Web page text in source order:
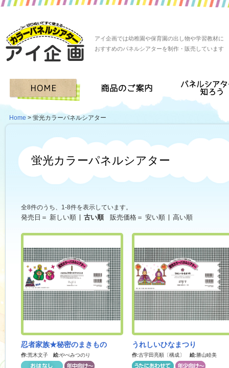
アイ企画では幼稚園や保育園の出し物や学習教材に
おすすめのパネルシアターを制作・販売しています
Home > 蛍光カラーパネルシアター
蛍光カラーパネルシアター
全8件のうち、1-8件を表示しています。
発売日＝ 新しい順 古い順 販売価格＝ 安い順 高い順
忍者家族★秘密のまきもの
作:荒木文子 絵:やべみつのり
うれしいひなまつり
作:古宇田亮順〔構成〕 絵:勝山睦美